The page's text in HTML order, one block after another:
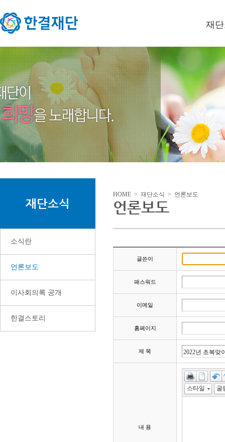
재
이사
미션/
연혁
재단소식
소식란
언론보도
이사회의록 공개
한결스토리
HOME > 재단소식 > 언론보도
언론보도
글쓴이
패스워드
이메일
홈페이지
제 목
내 용
스타일